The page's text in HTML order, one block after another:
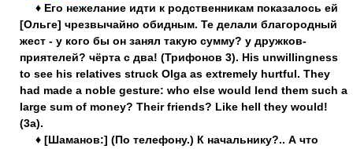
♦ Его нежелание идти к родственникам показалось ей
[Ольге] чрезвычайно обидным. Те делали благородный
жест - у кого бы он занял такую сумму? у дружков-
приятелей? чёрта с два! (Трифонов 3). His unwillingness
to see his relatives struck Olga as extremely hurtful. They
had made a noble gesture: who else would lend them such a
large sum of money? Their friends? Like hell they would!
(3a).
♦ [Шаманов:] (По телефону.) К начальнику?.. А что